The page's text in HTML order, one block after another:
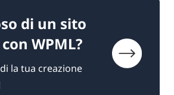
di un sito
WPML?
la tua creazione